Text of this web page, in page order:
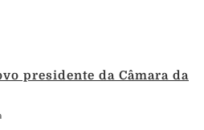
presidente da Câmara da